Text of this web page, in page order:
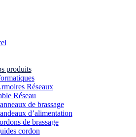
produits
Réseaux
Réseau
de brassage
d’alimentation
de brassage
cordon